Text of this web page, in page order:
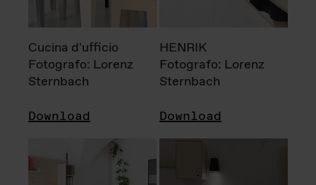
Cucina d'ufficio
Fotografo: Lorenz
Sternbach
Download
HENRIK
Fotografo: Lorenz
Sternbach
Download